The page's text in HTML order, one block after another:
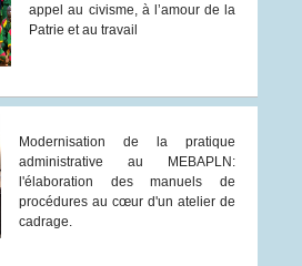
appel au civisme, à l’amour de la
Patrie et au travail
Modernisation de la pratique
administrative au MEBAPLN:
l'élaboration des manuels de
procédures au cœur d'un atelier de
cadrage.